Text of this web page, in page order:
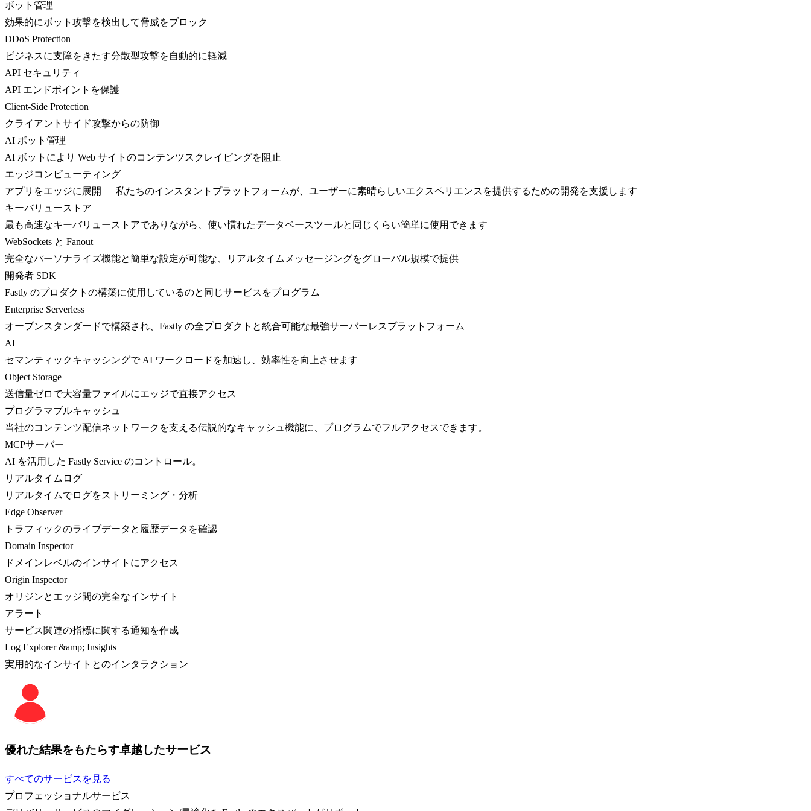
ボット管理
効果的にボット攻撃を検出して脅威をブロック
DDoS Protection
ビジネスに支障をきたす分散型攻撃を自動的に軽減
API セキュリティ
API エンドポイントを保護
Client-Side Protection
クライアントサイド攻撃からの防御
AI ボット管理
AI ボットにより Web サイトのコンテンツスクレイピングを阻止
エッジコンピューティング
アプリをエッジに展開 — 私たちのインスタントプラットフォームが、ユーザーに素晴らしいエクスペリエンスを提供するための開発を支援します
キーバリューストア
最も高速なキーバリューストアでありながら、使い慣れたデータベースツールと同じくらい簡単に使用できます
WebSockets と Fanout
完全なパーソナライズ機能と簡単な設定が可能な、リアルタイムメッセージングをグローバル規模で提供
開発者 SDK
Fastly のプロダクトの構築に使用しているのと同じサービスをプログラム
Enterprise Serverless
オープンスタンダードで構築され、Fastly の全プロダクトと統合可能な最強サーバーレスプラットフォーム
AI
セマンティックキャッシングで AI ワークロードを加速し、効率性を向上させます
Object Storage
送信量ゼロで大容量ファイルにエッジで直接アクセス
プログラマブルキャッシュ
当社のコンテンツ配信ネットワークを支える伝説的なキャッシュ機能に、プログラムでフルアクセスできます。
MCPサーバー
AI を活用した Fastly Service のコントロール。
リアルタイムログ
リアルタイムでログをストリーミング・分析
Edge Observer
トラフィックのライブデータと履歴データを確認
Domain Inspector
ドメインレベルのインサイトにアクセス
Origin Inspector
オリジンとエッジ間の完全なインサイト
アラート
サービス関連の指標に関する通知を作成
Log Explorer &amp; Insights
実用的なインサイトとのインタラクション
優れた結果をもたらす卓越したサービス
すべてのサービスを見る
プロフェッショナルサービス